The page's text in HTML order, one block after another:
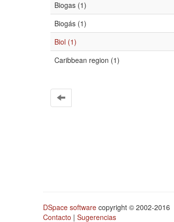
Biogas (1)
Biogás (1)
Biol (1)
Caribbean region (1)
DSpace software copyright © 2002-2016
Contacto | Sugerencias